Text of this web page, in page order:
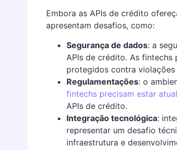
Embora as APIs de crédito
apresentam desafios, como:
Segurança de dados: a
APIs de crédito. As
protegidos contra violações
Regulamentações: o
fintechs precisam estar
APIs de crédito.
Integração tecnológica:
representar um desafio
infraestrutura e